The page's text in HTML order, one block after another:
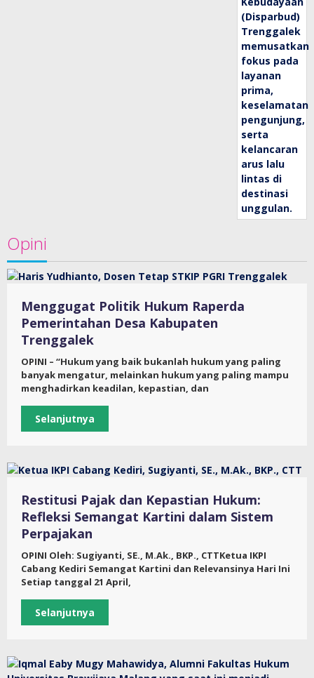
Opini
Menggugat Politik Hukum Raperda
Pemerintahan Desa Kabupaten
Trenggalek
OPINI – “Hukum yang baik bukanlah hukum yang paling
banyak mengatur, melainkan hukum yang paling mampu
menghadirkan keadilan, kepastian, dan
Selanjutnya
Restitusi Pajak dan Kepastian Hukum:
Refleksi Semangat Kartini dalam Sistem
Perpajakan
OPINI Oleh: Sugiyanti, SE., M.Ak., BKP., CTTKetua IKPI
Cabang Kediri Semangat Kartini dan Relevansinya Hari Ini
Setiap tanggal 21 April,
Selanjutnya